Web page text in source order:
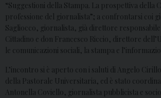
“Suggestioni della Stampa. La prospettiva della
professione del giornalista”; a confrontarsi coi
Sagliocco, giornalista, già direttore
Cittadino e don Francesco Riccio, direttore
le comunicazioni sociali, la stampa e
L’incontro si è aperto con i saluti di Angelo
della Pastorale Universitaria, ed è stato
Antonella Coviello, giornalista pubblicista e